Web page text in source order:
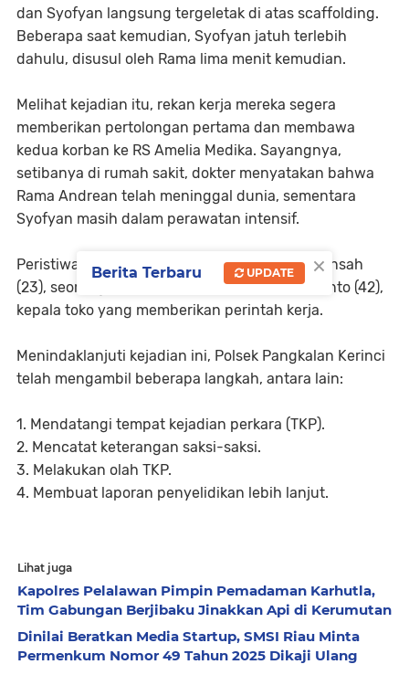
dan Syofyan langsung tergeletak di atas scaffolding.
Beberapa saat kemudian, Syofyan jatuh terlebih
dahulu, disusul oleh Rama lima menit kemudian.
Melihat kejadian itu, rekan kerja mereka segera
memberikan pertolongan pertama dan membawa
kedua korban ke RS Amelia Medika. Sayangnya,
setibanya di rumah sakit, dokter menyatakan bahwa
Rama Andrean telah meninggal dunia, sementara
Syofyan masih dalam perawatan intensif.
Peristiwa ini turut disaksikan oleh Yudi Dasmansah
(23), seorang karyawan Ramayana, dan Yudianto (42),
kepala toko yang memberikan perintah kerja.
Menindaklanjuti kejadian ini, Polsek Pangkalan Kerinci
telah mengambil beberapa langkah, antara lain:
1. Mendatangi tempat kejadian perkara (TKP).
2. Mencatat keterangan saksi-saksi.
3. Melakukan olah TKP.
4. Membuat laporan penyelidikan lebih lanjut.
Lihat juga
Kapolres Pelalawan Pimpin Pemadaman Karhutla,
Tim Gabungan Berjibaku Jinakkan Api di Kerumutan
Dinilai Beratkan Media Startup, SMSI Riau Minta
Permenkum Nomor 49 Tahun 2025 Dikaji Ulang
×
Berita Terbaru UPDATE